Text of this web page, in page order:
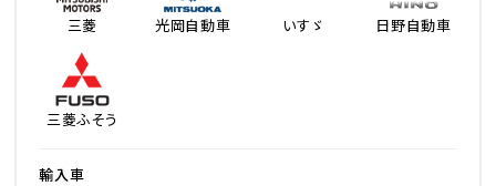
三菱 光岡自動車 いすゞ 日野自動車
三菱ふそう
輸入車